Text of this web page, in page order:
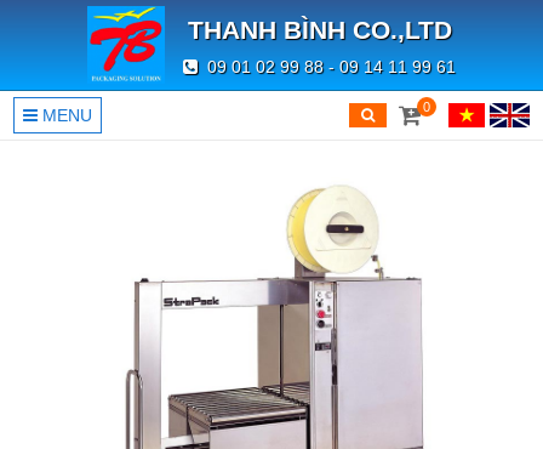
THANH BÌNH CO.,LTD
09 01 02 99 88 - 09 14 11 99 61
MENU 0